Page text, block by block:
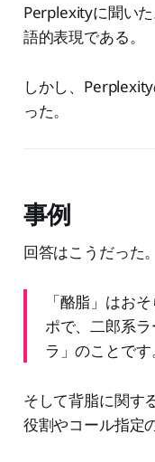
Perplexityに聞い
語的表現である。
しかし、
った。
事例
回答はこうだった。
「酪脂」はお
ポで、二郎系
ラ」のことです
そして背脂に関す
役割やコール指定